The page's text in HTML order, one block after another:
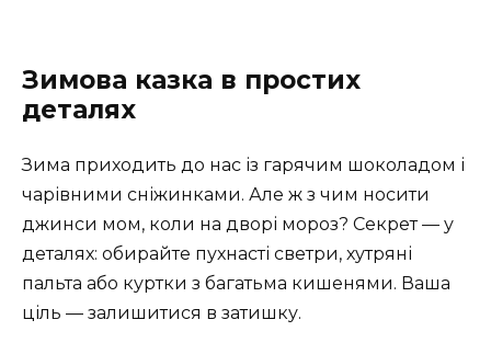
Зимова казка в простих
деталях
Зима приходить до нас із гарячим шоколадом і
чарівними сніжинками. Але ж з чим носити
джинси мом, коли на дворі мороз? Секрет — у
деталях: обирайте пухнасті светри, хутряні
пальта або куртки з багатьма кишенями. Ваша
ціль — залишитися в затишку.